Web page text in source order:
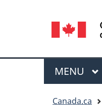
de
la
Menu
MENU
Canada.ca